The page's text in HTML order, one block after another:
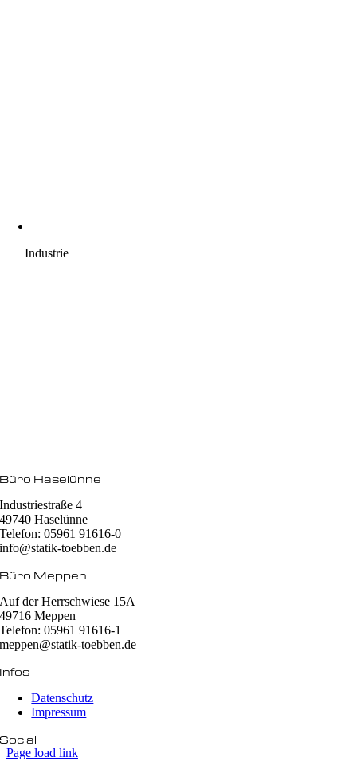
Industrie
Büro Haselünne
Industriestraße 4
49740 Haselünne
Telefon: 05961 91616-0
info@statik-toebben.de
Büro Meppen
Auf der Herrschwiese 15A
49716 Meppen
Telefon: 05961 91616-1
meppen@statik-toebben.de
Infos
Datenschutz
Impressum
Social
Page load link